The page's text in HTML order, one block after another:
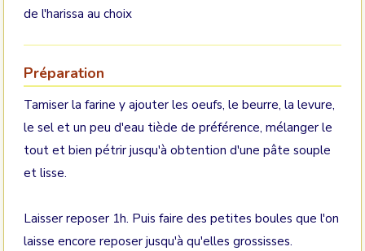
de l'harissa au choix
Préparation
Tamiser la farine y ajouter les oeufs, le beurre, la levure,
le sel et un peu d'eau tiède de préférence, mélanger le
tout et bien pétrir jusqu'à obtention d'une pâte souple
et lisse.
Laisser reposer 1h. Puis faire des petites boules que l'on
laisse encore reposer jusqu'à qu'elles grossisses.